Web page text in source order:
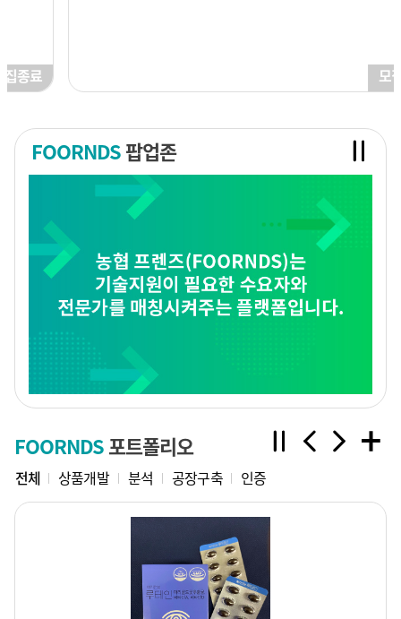
FOORNDS팝업존
FOORNDS포트폴리오
전체 상품개발 분석 공장구축 인증